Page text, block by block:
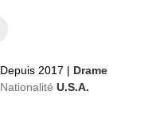
Depuis 2017 | Drame
Nationalité U.S.A.